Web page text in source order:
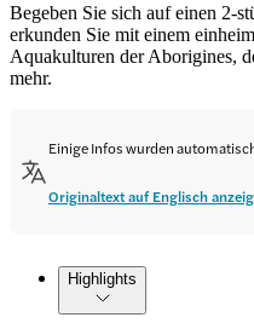
Begeben Sie sich auf einen 2-
erkunden Sie mit einem
Aquakulturen der Aborigines,
mehr.
Einige Infos wurden
Originaltext auf Englisch
Highlights